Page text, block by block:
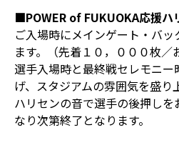
■POWER of FUKUOKA応援ハ
ご入場時にメインゲート・バ
ます。（先着１０，０００枚／
選手入場時と最終戦セレモニ
げ、スタジアムの雰囲気を盛り
ハリセンの音で選手の後押しを
なり次第終了となります。